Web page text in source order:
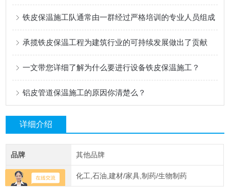
铁皮保温施工队通常由一群经过严格培训的专业人员组成
承揽铁皮保温工程为建筑行业的可持续发展做出了贡献
一文带您详细了解为什么要进行设备铁皮保温施工？
铝皮管道保温施工的原因你清楚么？
详细介绍
品牌 其他品牌
应用领域 化工,石油,建材/家具,制药/生物制药